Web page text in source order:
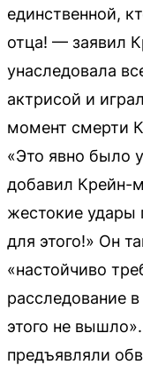
единственной,
отца! — заявил
унаследовала
актрисой и
момент смерти
«Это явно было
добавил Крейн-
жестокие удары
для этого!» Он
«настойчиво
расследование
этого не
предъявляли